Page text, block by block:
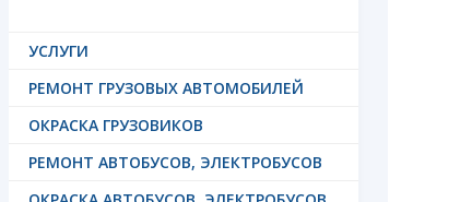
УСЛУГИ
РЕМОНТ ГРУЗОВЫХ АВТОМОБИЛЕЙ
ОКРАСКА ГРУЗОВИКОВ
РЕМОНТ АВТОБУСОВ, ЭЛЕКТРОБУСОВ